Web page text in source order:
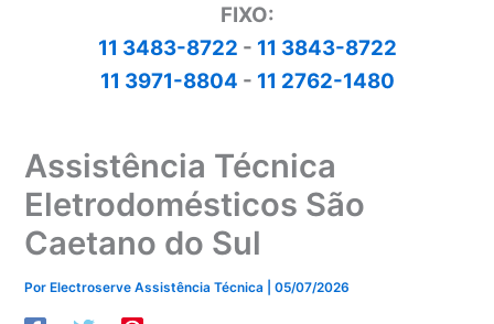
FIXO:
11 3483-8722 - 11 3843-8722
11 3971-8804 - 11 2762-1480
Assistência Técnica
Eletrodomésticos São
Caetano do Sul
Por Electroserve Assistência Técnica |05/07/2026